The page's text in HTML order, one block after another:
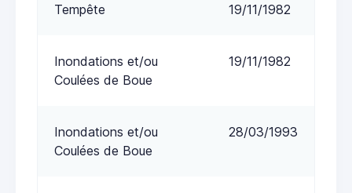
Tempête 19/11/1982
Inondations et/ou
Coulées de Boue
19/11/1982
Inondations et/ou
Coulées de Boue
28/03/1993